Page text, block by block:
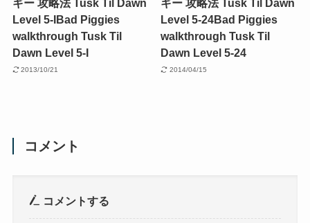
ギー 攻略法 Tusk Til Dawn
Level 5-IBad Piggies
walkthrough Tusk Til
Dawn Level 5-I
2013/10/21
ギー 攻略法 Tusk Til Dawn
Level 5-24Bad Piggies
walkthrough Tusk Til
Dawn Level 5-24
2014/04/15
コメント
コメントする